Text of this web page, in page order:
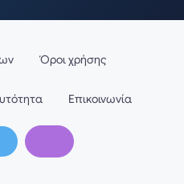
Όροι χρήσης
Επικοινωνία